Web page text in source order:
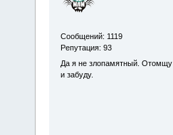
Сообщений: 1119
Репутация: 93
Да я не злопамятный. Отомщу
и забуду.